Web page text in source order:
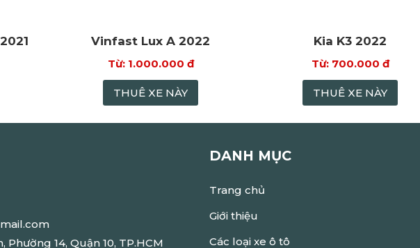
Vinfast Lux A 2022
1.000.000 đ
THUÊ XE NÀY
Kia K3 2022
700.000 đ
THUÊ XE NÀY
Phường 14, Quận 10, TP.HCM
DANH MỤC
Trang chủ
Giới thiệu
Các loại xe ô tô